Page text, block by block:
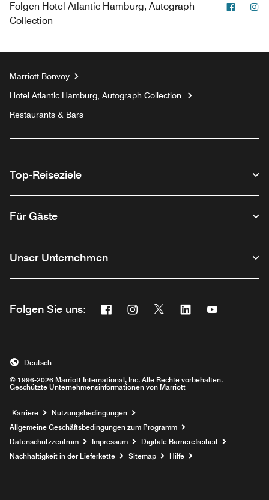
Folgen Hotel Atlantic Hamburg, Autograph
Collection
Marriott Bonvoy
Hotel Atlantic Hamburg, Autograph Collection
Restaurants & Bars
Top-Reiseziele
Für Gäste
Unser Unternehmen
Folgen Sie uns: Facebook
Opens a new window
Instagram
Opens a new window
Twitter
Opens a new window
Linkedin
Opens a new
Opens a
© 1996-2026 Marriott International, Inc. Alle Rechte vorbehalten.
Geschützte Unternehmensinformationen von Marriott
Deutsch
Karriere Opens a new window
Nutzungsbedingungen
Allgemeine Geschäftsbedingungen zum Programm
Datenschutzzentrum
Impressum
Digitale Barrierefreiheit
Nachhaltigkeit in der Lieferkette
Sitemap Hilfe